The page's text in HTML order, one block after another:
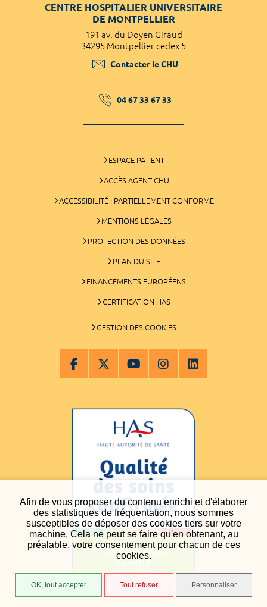
Afin de vous proposer du contenu enrichi et d'élaborer
des statistiques de fréquentation, nous sommes
susceptibles de déposer des cookies tiers sur votre
machine. Cela ne peut se faire qu'en obtenant, au
préalable, votre consentement pour chacun de ces
cookies.
OK, tout accepter Tout refuser Personnaliser
CENTRE HOSPITALIER UNIVERSITAIRE
DE MONTPELLIER
191 av. du Doyen Giraud
34295 Montpellier cedex 5
Contacter le CHU
04 67 33 67 33
ESPACE PATIENT
ACCÈS AGENT CHU
ACCESSIBILITÉ : PARTIELLEMENT CONFORME
MENTIONS LÉGALES
PROTECTION DES DONNÉES
PLAN DU SITE
FINANCEMENTS EUROPÉENS
CERTIFICATION HAS
GESTION DES COOKIES